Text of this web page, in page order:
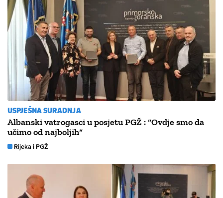
USPJEŠNA SURADNJA
Albanski vatrogasci u posjetu PGŽ : “Ovdje smo da
učimo od najboljih“
Rijeka i PGŽ